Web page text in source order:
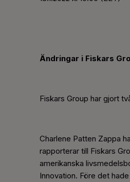
Ändringar i Fiskars
Fiskars Group har gjort
Charlene Patten Zappa
rapporterar till Fiskars
amerikanska
Innovation. Före det